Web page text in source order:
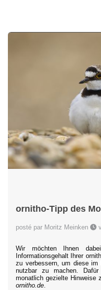
ornitho-Tipp des
posté par Moritz Meinken
Wir möchten Ihnen
Informationsgehalt Ihrer
zu verbessern, um diese im
nutzbar zu machen.
monatlich gezielte Hinweise
ornitho.de.